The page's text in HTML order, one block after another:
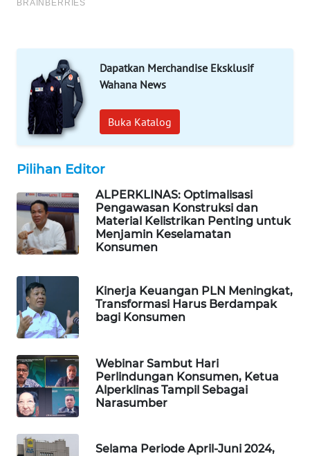
Dapatkan Merchandise Eksklusif
Wahana News
Buka Katalog
Pilihan Editor
ALPERKLINAS: Optimalisasi
Pengawasan Konstruksi dan
Material Kelistrikan Penting untuk
Menjamin Keselamatan
Konsumen
Kinerja Keuangan PLN Meningkat,
Transformasi Harus Berdampak
bagi Konsumen
Webinar Sambut Hari
Perlindungan Konsumen, Ketua
Alperklinas Tampil Sebagai
Narasumber
Selama Periode April-Juni 2024,
PORTAL
FORWAMKI
ALPERKLINAS
FORJASIDA
TAMBANG
SITUNGIR
NEWS
NEWS
SIBARAGAS
NEWS
METRO
SIANTAR
NEWS
METRO
MEDAN